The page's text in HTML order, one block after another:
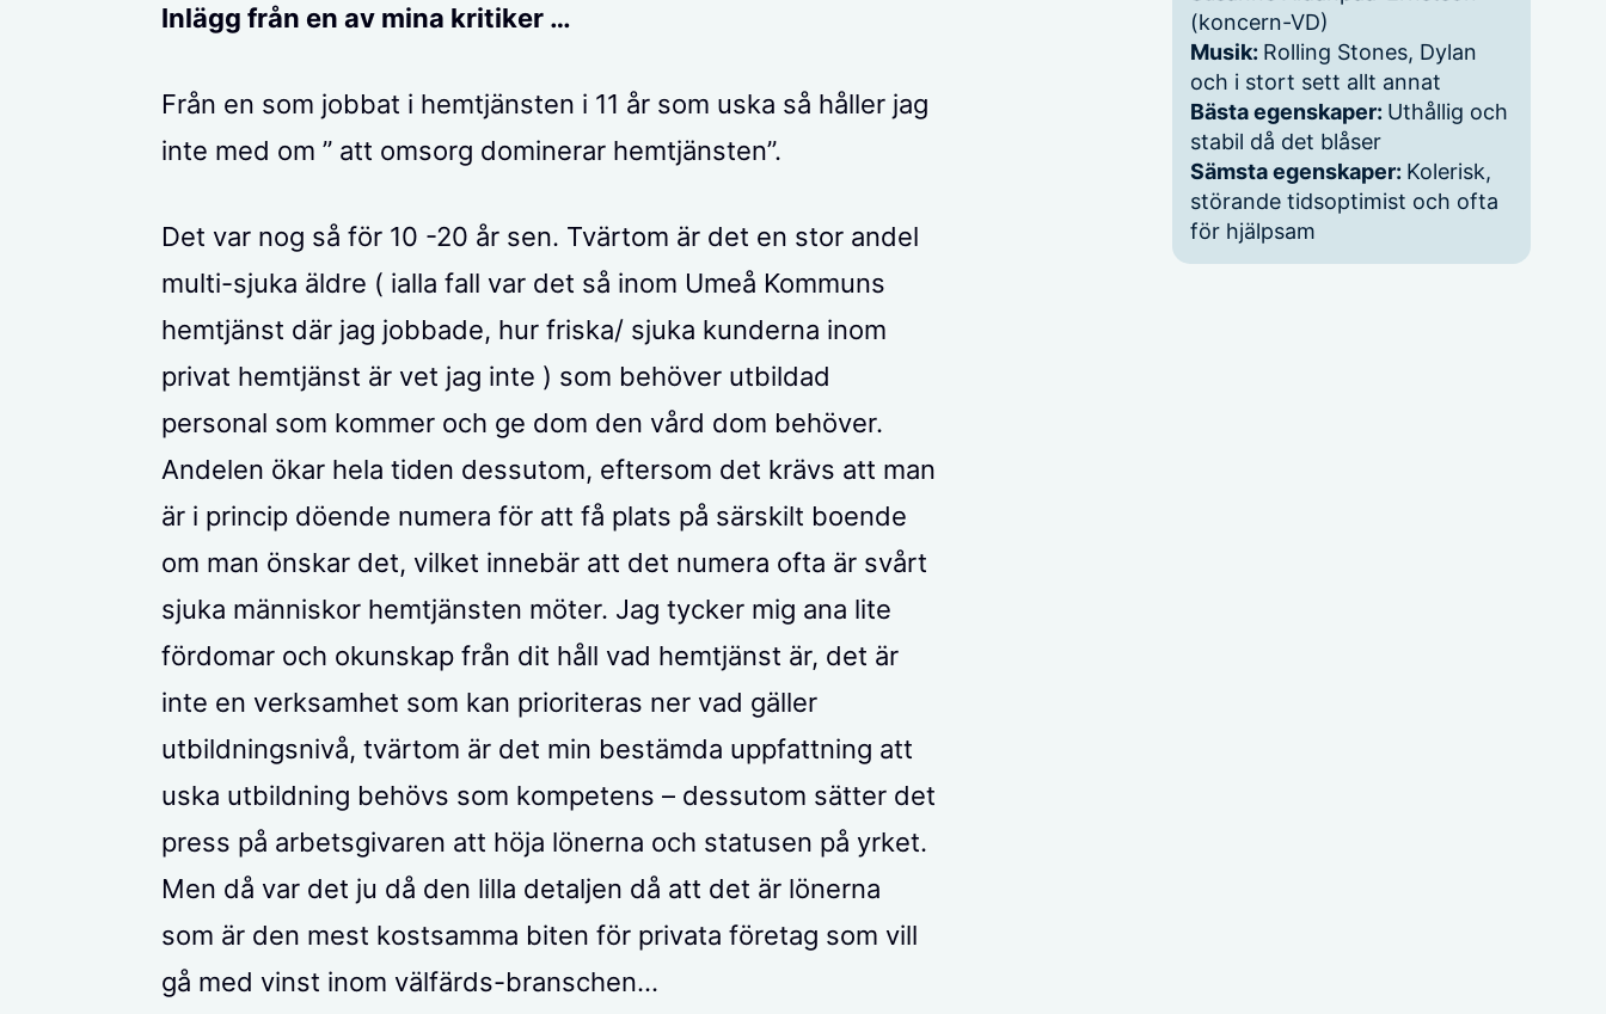
Inlägg från en av mina kritiker …
Från en som jobbat i hemtjänsten i 11 år som uska så håller jag
inte med om ” att omsorg dominerar hemtjänsten”.
Det var nog så för 10 -20 år sen. Tvärtom är det en stor andel
multi-sjuka äldre ( ialla fall var det så inom Umeå Kommuns
hemtjänst där jag jobbade, hur friska/ sjuka kunderna inom
privat hemtjänst är vet jag inte ) som behöver utbildad
personal som kommer och ge dom den vård dom behöver.
Andelen ökar hela tiden dessutom, eftersom det krävs att man
är i princip döende numera för att få plats på särskilt boende
om man önskar det, vilket innebär att det numera ofta är svårt
sjuka människor hemtjänsten möter. Jag tycker mig ana lite
fördomar och okunskap från dit håll vad hemtjänst är, det är
inte en verksamhet som kan prioriteras ner vad gäller
utbildningsnivå, tvärtom är det min bestämda uppfattning att
uska utbildning behövs som kompetens – dessutom sätter det
press på arbetsgivaren att höja lönerna och statusen på yrket.
Men då var det ju då den lilla detaljen då att det är lönerna
som är den mest kostsamma biten för privata företag som vill
gå med vinst inom välfärds-branschen…
(koncern-VD)
Musik: Rolling Stones, Dylan
och i stort sett allt annat
Bästa egenskaper: Uthållig och
stabil då det blåser
Sämsta egenskaper: Kolerisk,
störande tidsoptimist och ofta
för hjälpsam